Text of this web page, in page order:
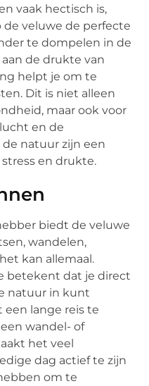
vaak hectisch is,
veluwe de perfecte
te dompelen in de
de drukte van
helpt je om te
Dit is niet alleen
maar ook voor
en de
natuur zijn een
en drukte.
biedt de veluwe
wandelen,
kan allemaal.
betekent dat je direct
natuur in kunt
lange reis te
wandel- of
het veel
dag actief te zijn
om te